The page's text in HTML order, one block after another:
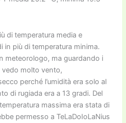
di temperatura media e
in più di temperatura minima.
meteorologo, ma guardando i
molto vento,
perché l’umidità era solo al
di rugiada era a 13 gradi. Del
massima era stata di
permesso a TeLaDoIoLaNius